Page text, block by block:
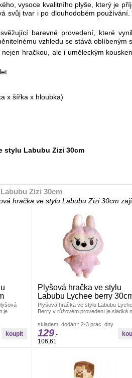
vysoce kvalitního plyše, který je
svůj tvar i po dlouhodobém
barevné provedení, které
vzhledu se stává
nejen hračkou, ale i uměleckým
x šířka x hloubka)
stylu Labubu Zizi 30cm
Zizi 30cm
hračka ve stylu Labubu Zizi 30cm
je
Plyšová hračka ve stylu
Labubu Lychee berry
Plyšová hračka ve stylu Labubu
Berry v růžovém provedení je sladká
skladem, dodání: 2-3 prac. dny
129,-
106,61